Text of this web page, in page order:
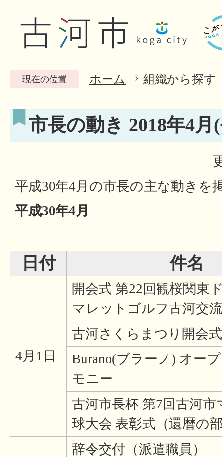
現在の位置 ホーム 組織から探す
市長の動き 2018年4月
平成30年4月の市長の主な動きを
平成30年4月
日付 件名
4月1日
開会式 第22回観桜関東
マレットゴルフ古河交
古河さくらまつり開会式
Burano(ブラーノ) オー
モニー
古河市長杯 第7回古河
球大会 表彰式（還暦の
辞令交付（派遣職員）